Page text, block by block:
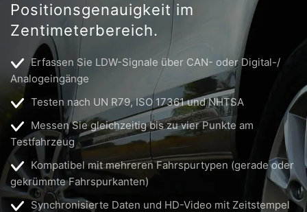
Positionsgenauigkeit im
Zentimeterbereich.
Erfassen Sie LDW-Signale über CAN- oder Digital-/
Analogeingänge
Testen nach UN R79, ISO 17361 und NHTSA
Messen Sie gleichzeitig bis zu vier Punkte am
Testfahrzeug
Kompatibel mit mehreren Fahrspurtypen (gerade oder
gekrümmte Fahrspurkanten)
Synchronisierte Daten und HD-Video mit Zeitstempel